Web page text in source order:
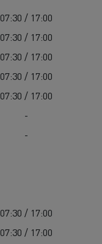
07:30 / 17:00
07:30 / 17:00
07:30 / 17:00
07:30 / 17:00
07:30 / 17:00
-
-
07:30 / 17:00
07:30 / 17:00